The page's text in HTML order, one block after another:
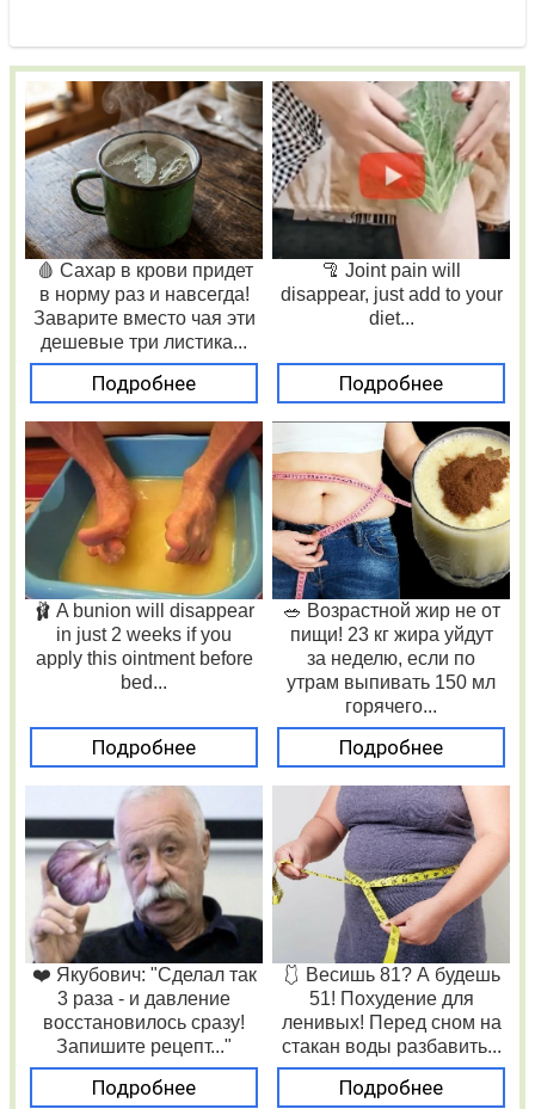
🩸 Сахар в крови придет
в норму раз и навсегда!
Заварите вместо чая эти
дешевые три листика...
Подробнее
🦿 Joint pain will
disappear, just add to your
diet...
Подробнее
🩰 A bunion will disappear
in just 2 weeks if you
apply this ointment before
bed...
Подробнее
🥗 Возрастной жир не от
пищи! 23 кг жира уйдут
за неделю, если по
утрам выпивать 150 мл
горячего...
Подробнее
❤️ Якубович: "Сделал так
3 раза - и давление
восстановилось сразу!
Запишите рецепт..."
Подробнее
🩱 Весишь 81? А будешь
51! Похудение для
ленивых! Перед сном на
стакан воды разбавить...
Подробнее